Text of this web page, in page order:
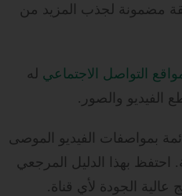
مضمونة لجذب المزيد من
التواصل الاجتماعي له
الفيديو والصور.
بمواصفات الفيديو الموصى
احتفظ بهذا الدليل المرجعي
الجودة لأي قناة.